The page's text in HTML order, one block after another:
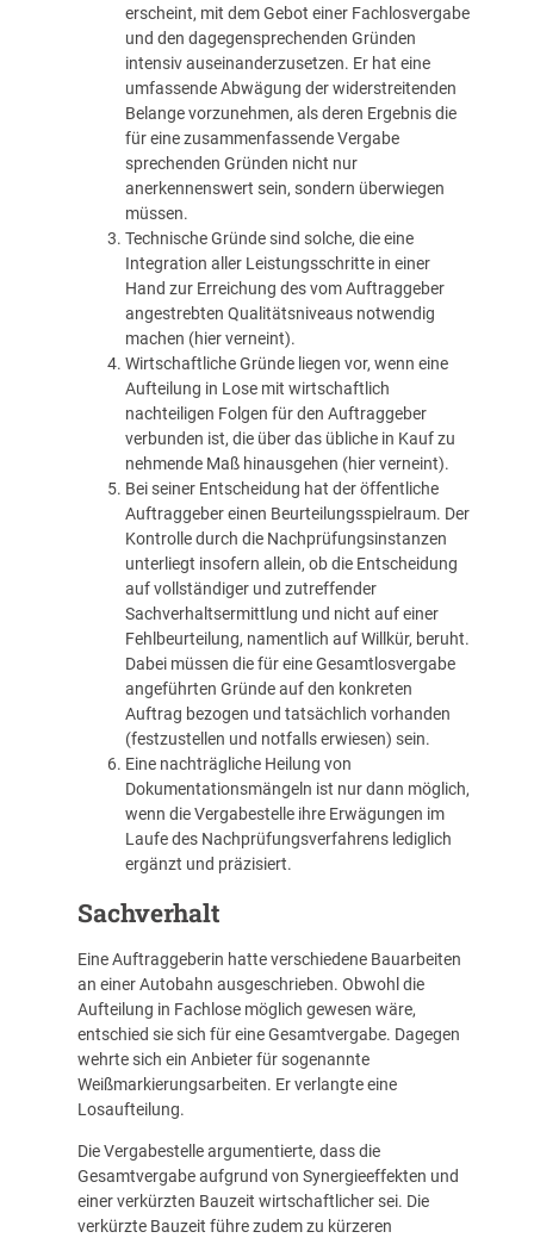
erscheint, mit dem Gebot einer Fachlosvergabe
und den dagegensprechenden Gründen
intensiv auseinanderzusetzen. Er hat eine
umfassende Abwägung der widerstreitenden
Belange vorzunehmen, als deren Ergebnis die
für eine zusammenfassende Vergabe
sprechenden Gründen nicht nur
anerkennenswert sein, sondern überwiegen
müssen.
Technische Gründe sind solche, die eine
Integration aller Leistungsschritte in einer
Hand zur Erreichung des vom Auftraggeber
angestrebten Qualitätsniveaus notwendig
machen (hier verneint).
Wirtschaftliche Gründe liegen vor, wenn eine
Aufteilung in Lose mit wirtschaftlich
nachteiligen Folgen für den Auftraggeber
verbunden ist, die über das übliche in Kauf zu
nehmende Maß hinausgehen (hier verneint).
Bei seiner Entscheidung hat der öffentliche
Auftraggeber einen Beurteilungsspielraum. Der
Kontrolle durch die Nachprüfungsinstanzen
unterliegt insofern allein, ob die Entscheidung
auf vollständiger und zutreffender
Sachverhaltsermittlung und nicht auf einer
Fehlbeurteilung, namentlich auf Willkür, beruht.
Dabei müssen die für eine Gesamtlosvergabe
angeführten Gründe auf den konkreten
Auftrag bezogen und tatsächlich vorhanden
(festzustellen und notfalls erwiesen) sein.
Eine nachträgliche Heilung von
Dokumentationsmängeln ist nur dann möglich,
wenn die Vergabestelle ihre Erwägungen im
Laufe des Nachprüfungsverfahrens lediglich
ergänzt und präzisiert.
Sachverhalt
Eine Auftraggeberin hatte verschiedene Bauarbeiten
an einer Autobahn ausgeschrieben. Obwohl die
Aufteilung in Fachlose möglich gewesen wäre,
entschied sie sich für eine Gesamtvergabe. Dagegen
wehrte sich ein Anbieter für sogenannte
Weißmarkierungsarbeiten. Er verlangte eine
Losaufteilung.
Die Vergabestelle argumentierte, dass die
Gesamtvergabe aufgrund von Synergieeffekten und
einer verkürzten Bauzeit wirtschaftlicher sei. Die
verkürzte Bauzeit führe zudem zu kürzeren